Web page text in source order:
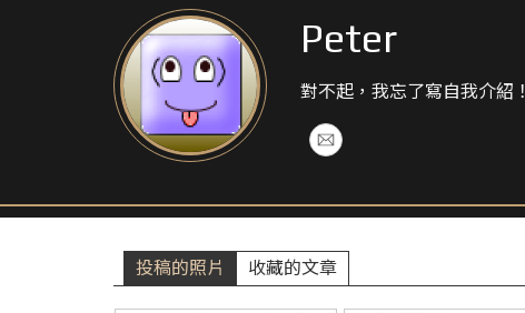
Peter
對不起，我忘了寫自我介紹！
投稿的照片 收藏的文章